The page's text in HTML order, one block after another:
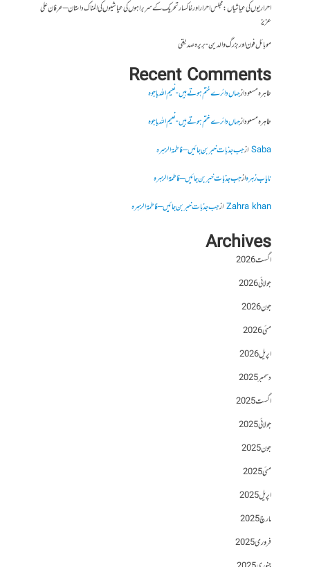
احراریوں کی عیاشیاں : مجلس احرار اور خاکسار تحریک کے سربراہوں کی عیاشیوں کی المناک داستان – عرفان علی
عزیز
موبائل فون اور بزرگ والدین- بریرہ صدیقی
Recent Comments
طاہرہ مسعودازجہاں دائرے ختم ہوتے ہیں- نعیم اللہ باجوہ
طاہرہ مسعودازجہاں دائرے ختم ہوتے ہیں- نعیم اللہ باجوہ
Sabaازجب جذبات خبر بن جائیں – فاطمۃالزہرہ
نایاب زہرہازجب جذبات خبر بن جائیں – فاطمۃالزہرہ
Zahra khanازجب جذبات خبر بن جائیں – فاطمۃالزہرہ
Archives
اگست 2026
جولائی 2026
جون 2026
مئی 2026
اپریل 2026
دسمبر 2025
اگست 2025
جولائی 2025
جون 2025
مئی 2025
اپریل 2025
مارچ 2025
فروری 2025